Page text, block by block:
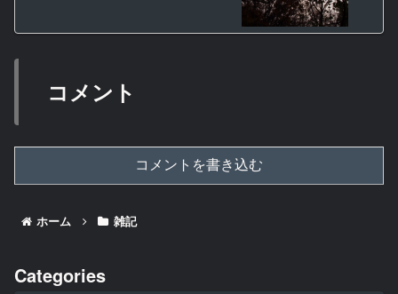
コメント
コメントを書き込む
ホーム 雑記
Categories